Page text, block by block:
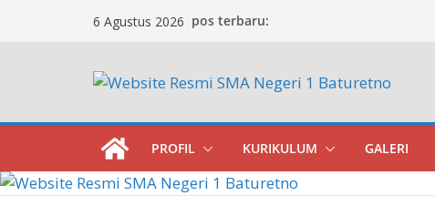
6 Agustus 2026 pos terbaru:
PROFIL KURIKULUM GALERI